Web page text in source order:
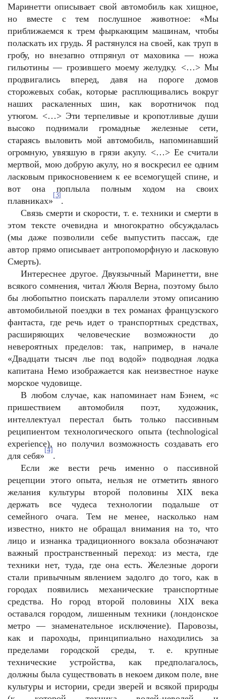
Маринетти описывает свой автомобиль как хищное,
но вместе с тем послушное животное: «Мы
приближаемся к трем фыркающим машинам, чтобы
поласкать их грудь. Я растянулся на своей, как труп в
гробу, но внезапно отпрянул от маховика — ножа
гильотины — грозившего моему желудку. <…> Мы
продвигались вперед, давя на пороге домов
сторожевых собак, которые расплющивались вокруг
наших раскаленных шин, как воротничок под
утюгом. <…> Эти терпеливые и кропотливые души
высоко поднимали громадные железные сети,
стараясь выловить мой автомобиль, напоминавший
огромную, увязшую в грязи акулу. <…> Ее считали
мертвой, мою добрую акулу, но я воскресил ее одним
ласковым прикосновением к ее всемогущей спине, и
вот она поплыла полным ходом на своих
плавниках»
[3]
.
Связь смерти и скорости, т. е. техники и смерти в
этом тексте очевидна и многократно обсуждалась
(мы даже позволили себе выпустить пассаж, где
автор прямо описывает антропоморфную и ласковую
Смерть).
Интереснее другое. Двуязычный Маринетти, вне
всякого сомнения, читал Жюля Верна, поэтому было
бы любопытно поискать параллели этому описанию
автомобильной поездки в тех романах французского
фантаста, где речь идет о транспортных средствах,
расширяющих человеческие возможности до
невероятных пределов: так, например, в начале
«Двадцати тысяч лье под водой» подводная лодка
капитана Немо изображается как неизвестное науке
морское чудовище.
В любом случае, как напоминает нам Бэнем, «с
пришествием автомобиля поэт, художник,
интеллектуал перестал быть только пассивным
реципиентом технологического опыта (technological
experience), но получил возможность создавать его
для себя»
[4]
.
Если же вести речь именно о пассивной
рецепции этого опыта, нельзя не отметить явного
желания культуры второй половины XIX века
держать все чудеса технологии подальше от
семейного очага. Тем не менее, насколько нам
известно, никто не обращал внимания на то, что
лицо и изнанка традиционного вокзала обозначают
важный пространственный переход: из места, где
техники нет, туда, где она есть. Железные дороги
стали привычным явлением задолго до того, как в
городах появились механические транспортные
средства. Но город второй половины XIX века
оставался городом, лишенным техники (лондонское
метро — знаменательное исключение). Паровозы,
как и пароходы, принципиально находились за
пределами городской среды, т. е. крупные
технические устройства, как предполагалось,
должны была существовать в некоем диком поле, вне
культуры и истории, среди зверей и всякой природы